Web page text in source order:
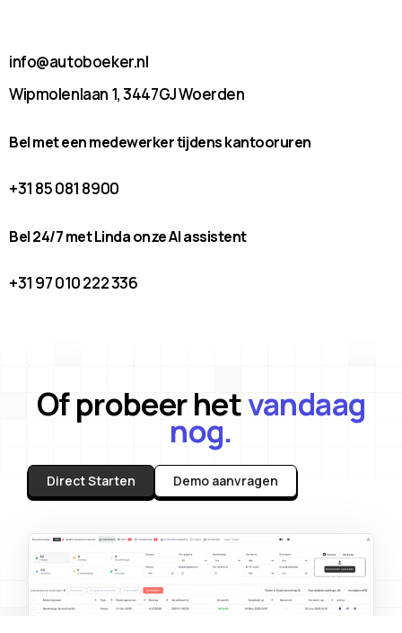
info@autoboeker.nl
Wipmolenlaan 1, 3447GJ Woerden
Bel met een medewerker tijdens kantooruren
+31 85 081 8900
Bel 24/7 met Linda onze AI assistent
+31 97 010 222 336
Of probeer hetvandaag
nog.
Direct Starten Demo aanvragen